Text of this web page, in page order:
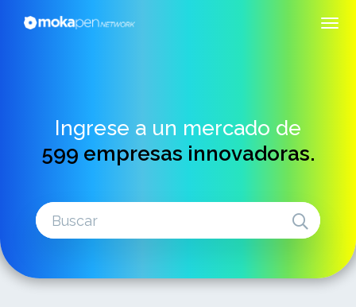
Ingrese a un mercado de
599 empresas innovadoras.